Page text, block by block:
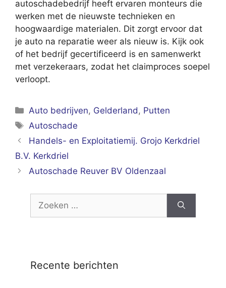
autoschadebedrijf heeft ervaren monteurs die
werken met de nieuwste technieken en
hoogwaardige materialen. Dit zorgt ervoor dat
je auto na reparatie weer als nieuw is. Kijk ook
of het bedrijf gecertificeerd is en samenwerkt
met verzekeraars, zodat het claimproces soepel
verloopt.
Categorieën
Auto bedrijven, Gelderland , Putten
Tags
Autoschade
Handels- en Exploitatiemij. Grojo Kerkdriel
B.V. Kerkdriel
Autoschade Reuver BV Oldenzaal
naar:
Recente berichten